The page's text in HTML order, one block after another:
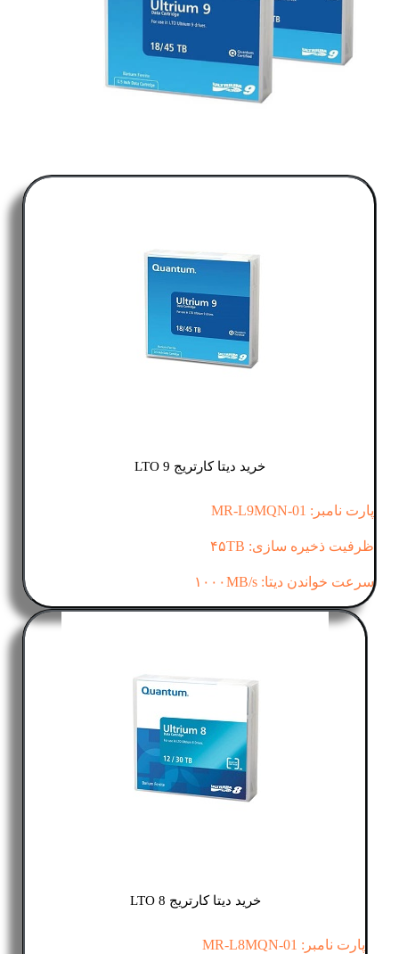
خرید دیتا کارتریج LTO 9
پارت نامبر: MR-L9MQN-01
ظرفیت ذخیره سازی: ۴۵TB
سرعت خواندن دیتا: ۱۰۰۰MB/s
خرید دیتا کارتریج LTO 8
پارت نامبر: MR-L8MQN-01